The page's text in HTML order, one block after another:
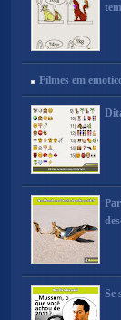
Filmes em
Se